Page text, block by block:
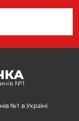
№1 в Україні